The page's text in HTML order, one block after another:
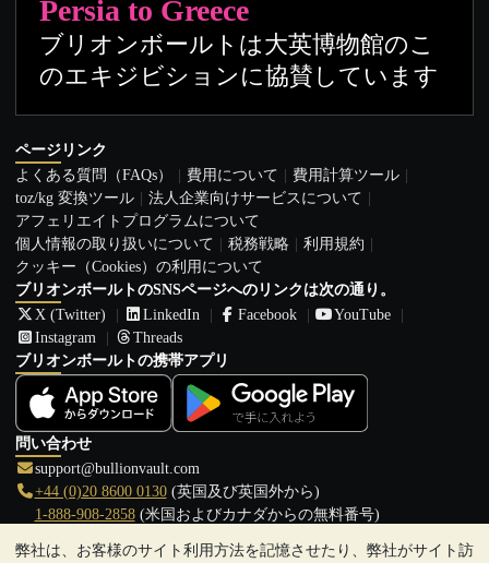
弊社は、お客様のサイト利用方法を記憶させたり、弊社がサイト訪
Persia to Greece
ブリオンボールトは大英博物館のこ
のエキジビションに協賛しています
ページリンク
よくある質問（FAQs）
費用について
費用計算ツール
toz/kg 変換ツール
法人企業向けサービスについて
アフェリエイトプログラムについて
個人情報の取り扱いについて
税務戦略
利用規約
クッキー（Cookies）の利用について
ブリオンボールトのSNSページへのリンクは次の通り。
X (Twitter)
LinkedIn Facebook
YouTube
Instagram
Threads
ブリオンボールトの携帯アプリ
問い合わせ
support@bullionvault.com
+44 (0)20 8600 0130(英国及び英国外から)
1-888-908-2858(米国およびカナダからの無料番号)